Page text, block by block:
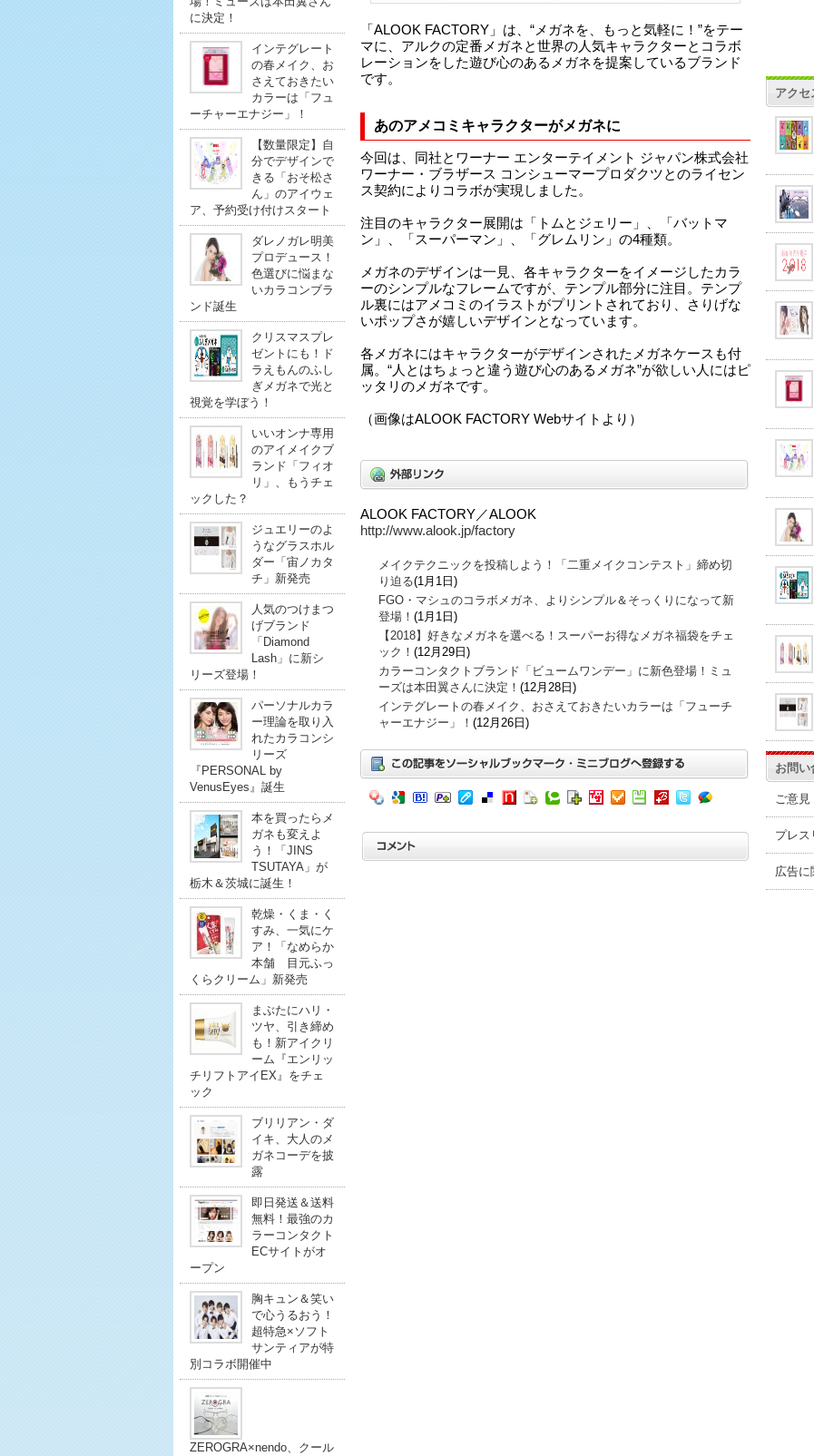
に決定！
インテグレート
の春メイク、お
さえておきたい
カラーは「フュ
ーチャーエナジー」！
【数量限定】自
分でデザインで
きる「おそ松さ
ん」のアイウェ
ア、予約受け付けスタート
ダレノガレ明美
プロデュース！
色選びに悩まな
いカラコンブラ
ンド誕生
クリスマスプレ
ゼントにも！ド
ラえもんのふし
ぎメガネで光と
視覚を学ぼう！
いいオンナ専用
のアイメイクブ
ランド「フィオ
リ」、もうチェ
ックした？
ジュエリーのよ
うなグラスホル
ダー「宙ノカタ
チ」新発売
人気のつけまつ
げブランド
「Diamond
Lash」に新シ
リーズ登場！
パーソナルカラ
ー理論を取り入
れたカラコンシ
リーズ
『PERSONAL by
VenusEyes』誕生
本を買ったらメ
ガネも変えよ
う！「JINS
TSUTAYA」が
栃木＆茨城に誕生！
乾燥・くま・く
すみ、一気にケ
ア！「なめらか
本舗 目元ふっ
くらクリーム」新発売
まぶたにハリ・
ツヤ、引き締め
も！新アイクリ
ーム『エンリッ
チリフトアイEX』をチェ
ック
ブリリアン・ダ
イキ、大人のメ
ガネコーデを披
露
即日発送＆送料
無料！最強のカ
ラーコンタクト
ECサイトがオ
ープン
胸キュン＆笑い
で心うるおう！
超特急×ソフト
サンティアが特
別コラボ開催中
ZEROGRA×nendo、クール
「ALOOK FACTORY」は、“メガネを、もっと気軽に！”をテー
マに、アルクの定番メガネと世界の人気キャラクターとコラボ
レーションをした遊び心のあるメガネを提案しているブランド
です。
あのアメコミキャラクターがメガネに
今回は、同社とワーナー エンターテイメント ジャパン株式会社
ワーナー・ブラザース コンシューマープロダクツとのライセン
ス契約によりコラボが実現しました。
注目のキャラクター展開は「トムとジェリー」、「バットマ
ン」、「スーパーマン」、「グレムリン」の4種類。
メガネのデザインは一見、各キャラクターをイメージしたカラ
ーのシンプルなフレームですが、テンプル部分に注目。テンプ
ル裏にはアメコミのイラストがプリントされており、さりげな
いポップさが嬉しいデザインとなっています。
各メガネにはキャラクターがデザインされたメガネケースも付
属。“人とはちょっと違う遊び心のあるメガネ”が欲しい人にはピ
ッタリのメガネです。
（画像はALOOK FACTORY Webサイトより）
ALOOK FACTORY／ALOOK
http://www.alook.jp/factory
メイクテクニックを投稿しよう！「二重メイクコンテスト」締め切
り迫る(1月1日)
FGO・マシュのコラボメガネ、よりシンプル＆そっくりになって新
登場！ (1月1日)
【2018】好きなメガネを選べる！スーパーお得なメガネ福袋をチェ
ック！ (12月29日)
カラーコンタクトブランド「ビュームワンデー」に新色登場！ミュ
ーズは本田翼さんに決定！ (12月28日)
インテグレートの春メイク、おさえておきたいカラーは「フューチ
ャーエナジー」！ (12月26日)
アクセ
お問い
ご意
プレス
広告に